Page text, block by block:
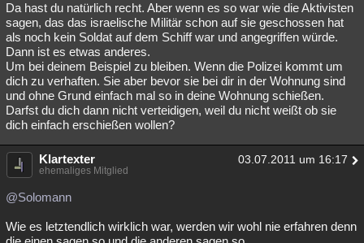
Da hast du natürlich recht. Aber wenn es so war wie die Aktivisten
sagen, das das israelische Militär schon auf sie geschossen hat
als noch kein Soldat auf dem Schiff war und angegriffen würde.
Dann ist es etwas anderes.
Um bei deinem Beispiel zu bleiben. Wenn die Polizei kommt um
dich zu verhaften. Sie aber bevor sie bei dir in der Wohnung sind
und ohne Grund einfach mal so in deine Wohnung schießen.
Darfst du dich dann nicht verteidigen, weil du nicht weißt ob sie
dich einfach erschießen wollen?
Klartexter 03.07.2011 um 16:17
ehemaliges Mitglied
@Solomann
Wie es letztendlich wirklich war, werden wir wohl nie erfahren denn